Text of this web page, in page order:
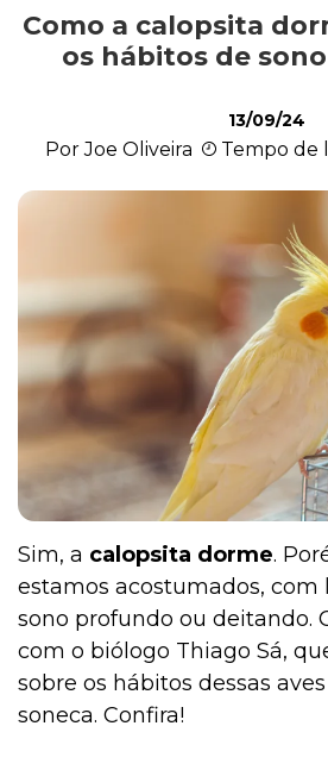
Saúde
Roedores
Quiz
Plantas e Flores
Piscina
Pesquisas e Curiosidades
Como a calopsita
os hábitos de
13/09/24
Por Joe Oliveira Tempo de
Sim, a calopsita dorme.
estamos acostumados, com
sono profundo ou deitando.
com o biólogo Thiago Sá,
sobre os hábitos dessas
soneca. Confira!